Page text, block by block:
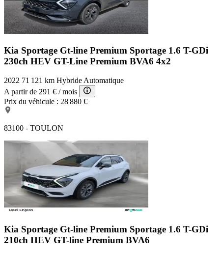
Kia Sportage Gt-line Premium Sportage 1.6 T-GDi
230ch HEV GT-Line Premium BVA6 4x2
2022 71 121 km Hybride Automatique
A partir de 291 € / mois
Prix du véhicule : 28 880 €
83100 - TOULON
Kia Sportage Gt-line Premium Sportage 1.6 T-GDi
210ch HEV GT-line Premium BVA6